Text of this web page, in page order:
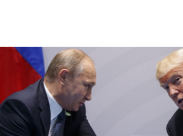
ΚΑΤΗΓΟΡΙΕΣ
Κύπρος
Απόψεις